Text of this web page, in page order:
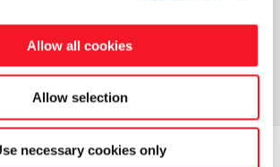
Allow all cookies
Allow selection
necessary cookies only
seneste nyhedsbrev